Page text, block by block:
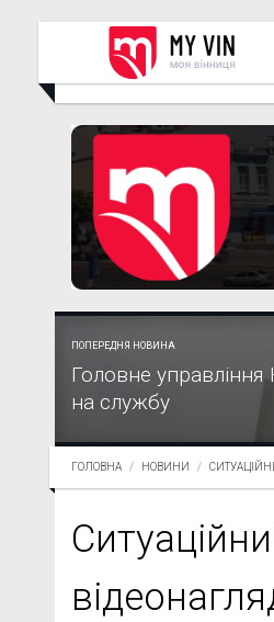
ПОПЕРЕДНЯ НОВИНА
Головне управління
на службу
ГОЛОВНА НОВИНИ